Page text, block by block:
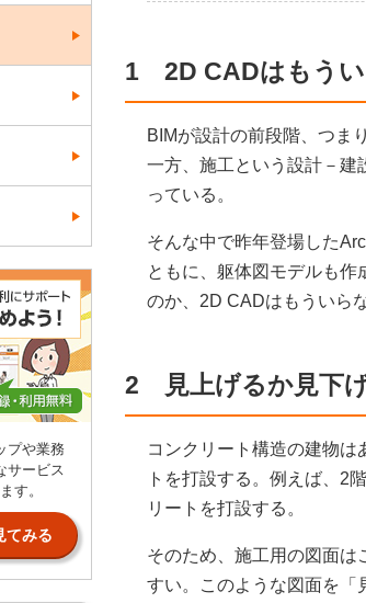
1 2D CADはもうい
BIMが設計の前段階、つま
一方、施工という設計－建
っている。
そんな中で昨年登場した
ともに、躯体図モデルも作
のか、2D CADはもういら
2 見上げるか見下
コンクリート構造の建物
トを打設する。例えば、2
リートを打設する。
そのため、施工用の図面
すい。このような図面を「
プや業務
サービス
す。
てみる